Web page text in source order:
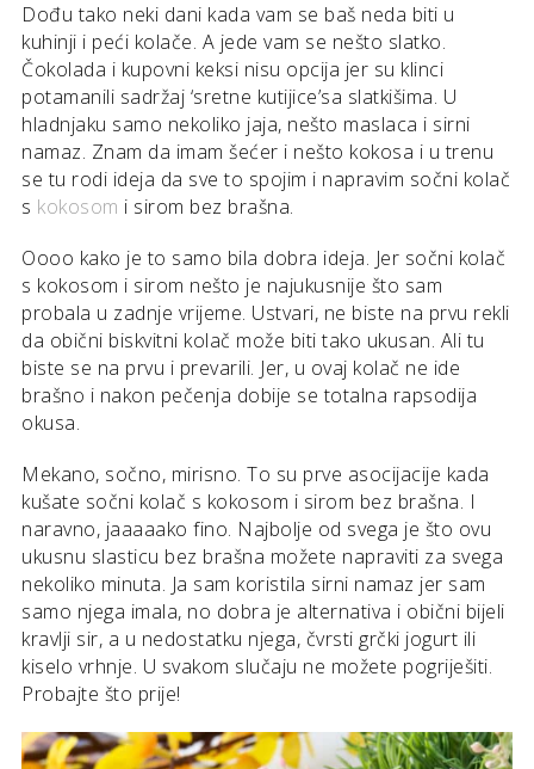
Dođu tako neki dani kada vam se baš neda biti u
kuhinji i peći kolače. A jede vam se nešto slatko.
Čokolada i kupovni keksi nisu opcija jer su klinci
potamanili sadržaj ‘sretne kutijice’sa slatkišima. U
hladnjaku samo nekoliko jaja, nešto maslaca i sirni
namaz. Znam da imam šećer i nešto kokosa i u trenu
se tu rodi ideja da sve to spojim i napravim sočni kolač
s kokosom i sirom bez brašna.
Oooo kako je to samo bila dobra ideja. Jer sočni kolač
s kokosom i sirom nešto je najukusnije što sam
probala u zadnje vrijeme. Ustvari, ne biste na prvu rekli
da obični biskvitni kolač može biti tako ukusan. Ali tu
biste se na prvu i prevarili. Jer, u ovaj kolač ne ide
brašno i nakon pečenja dobije se totalna rapsodija
okusa.
Mekano, sočno, mirisno. To su prve asocijacije kada
kušate sočni kolač s kokosom i sirom bez brašna. I
naravno, jaaaaako fino. Najbolje od svega je što ovu
ukusnu slasticu bez brašna možete napraviti za svega
nekoliko minuta. Ja sam koristila sirni namaz jer sam
samo njega imala, no dobra je alternativa i obični bijeli
kravlji sir, a u nedostatku njega, čvrsti grčki jogurt ili
kiselo vrhnje. U svakom slučaju ne možete pogriješiti.
Probajte što prije!